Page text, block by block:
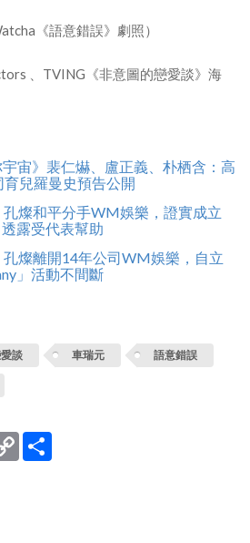
《語意錯誤》劇照）
、TVING《非意圖的戀愛談》海
宙》裴仁爀、盧正義、朴栖含：高
兒羅曼史預告公開
燦和平分手WM娛樂，證實成立
透露受代表幫助
燦離開14年公司WM娛樂，自立
」活動不間斷
談 車瑞元 語意錯誤
Copy
Link